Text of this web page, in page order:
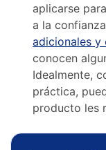
aplicarse
a la
adicionales y
conocen
Idealmente,
práctica,
producto les